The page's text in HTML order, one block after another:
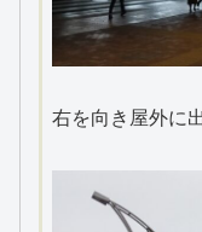
右を向き屋外に